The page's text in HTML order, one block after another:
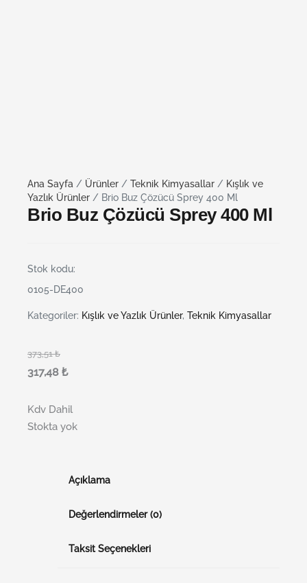
Ana Sayfa / Ürünler / Teknik Kimyasallar / Kışlık ve
Yazlık Ürünler / Brio Buz Çözücü Sprey 400 Ml
Brio Buz Çözücü Sprey 400 Ml
Stok kodu:
0105-DE400
Kategoriler: Kışlık ve Yazlık Ürünler, Teknik Kimyasallar
373,51₺
317,48 ₺
Kdv Dahil
Stokta yok
Açıklama
Değerlendirmeler (0)
Taksit Seçenekleri